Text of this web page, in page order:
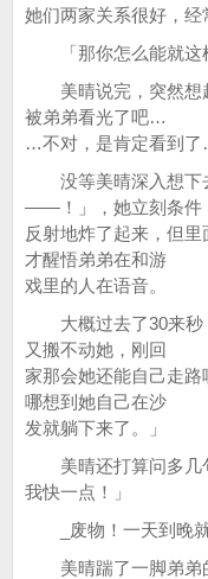
她们两家关系很好，经
「那你怎么能就这
美晴说完，突然想
被弟弟看光了吧…
…不对，是肯定看到
没等美晴深入想下
——！」，她立刻条件
反射地炸了起来，但
才醒悟弟弟在和游
戏里的人在语音。
大概过去了30来秒
又搬不动她，刚回
家那会她还能自己走路
哪想到她自己在沙
发就躺下来了。」
美晴还打算问多几
我快一点！」
_废物！一天到晚就
美晴踹了一脚弟弟